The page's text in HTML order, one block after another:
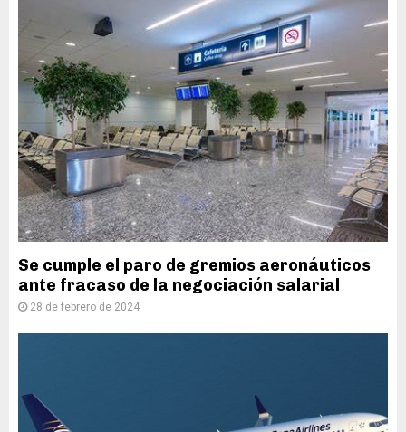
Se cumple el paro de gremios aeronáuticos
ante fracaso de la negociación salarial
28 de febrero de 2024